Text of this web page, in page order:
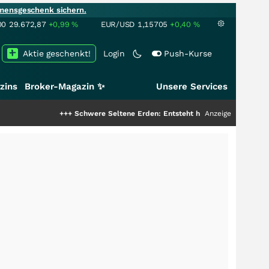
sichern.
29.672,87 +0,99% EUR/USD 1,15705 +0,40 %
Login Push-Kurse
Aktie geschenkt!
Broker-Magazin ✨ Unsere Services
Schwere Seltene Erden: Entsteht hier die nächsteAnzeige